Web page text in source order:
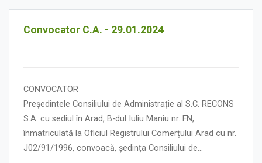
Convocator C.A. - 29.01.2024
CONVOCATOR
Președintele Consiliului de Administrație al S.C. RECONS
S.A. cu sediul în Arad, B-dul Iuliu Maniu nr. FN,
înmatriculată la Oficiul Registrului Comerțului Arad cu nr.
J02/91/1996, convoacă, ședința Consiliului de